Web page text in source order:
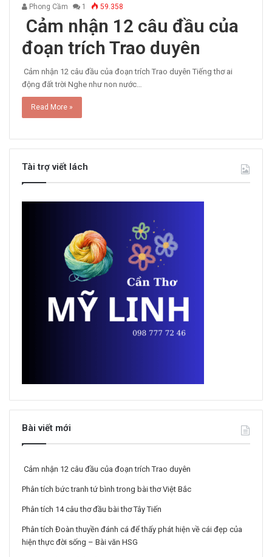
Phong Cầm 1 59.358
Cảm nhận 12 câu đầu của
đoạn trích Trao duyên
Cảm nhận 12 câu đầu của đoạn trích Trao duyên Tiếng thơ ai
động đất trời Nghe như non nước…
Read More »
Tài trợ viết lách
Bài viết mới
Cảm nhận 12 câu đầu của đoạn trích Trao duyên
Phân tích bức tranh tứ bình trong bài thơ Việt Bắc
Phân tích 14 câu thơ đầu bài thơ Tây Tiến
Phân tích Đoàn thuyền đánh cá để thấy phát hiện về cái đẹp của
hiện thực đời sống – Bài văn HSG